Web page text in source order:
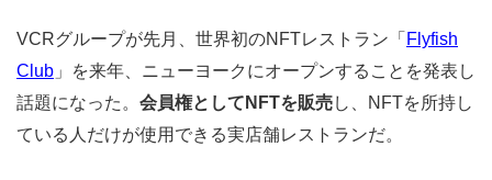
VCRグループが先月、世界初のNFTレストラン「 Flyfish
Club 」を来年、ニューヨークにオープンすることを発表し
話題になった。 会員権としてNFTを販売し、NFTを所持し
ている人だけが使用できる実店舗レストランだ。